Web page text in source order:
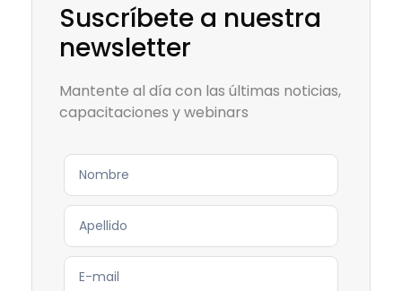
Suscríbete a nuestra
newsletter
Mantente al día con las últimas noticias,
capacitaciones y webinars